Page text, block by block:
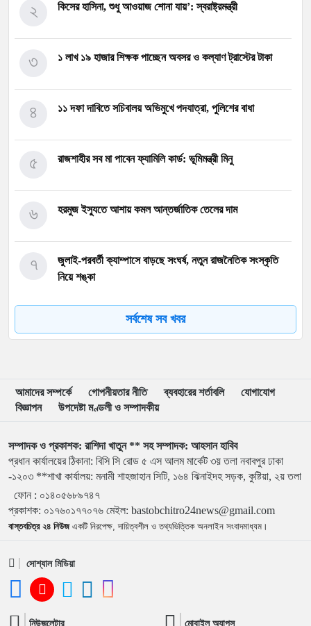
কিসের হাসিনা, শুধু আওয়াজ শোনা যায়’: স্বরাষ্ট্রমন্ত্রী
২
১ লাখ ১৯ হাজার শিক্ষক পাচ্ছেন অবসর ও কল্যাণ ট্রাস্টের টাকা
৩
১১ দফা দাবিতে সচিবালয় অভিমুখে পদযাত্রা, পুলিশের বাধা
৪
রাজশাহীর সব মা পাবেন ফ্যামিলি কার্ড: ভূমিমন্ত্রী মিনু
৫
হরমুজ ইস্যুতে আশায় কমল আন্তর্জাতিক তেলের দাম
৬
জুলাই-পরবর্তী ক্যাম্পাসে বাড়ছে সংঘর্ষ, নতুন রাজনৈতিক সংস্কৃতি
নিয়ে শঙ্কা
৭
আবু সাঈদের ছবি ছাড়া জুলাই ডকুমেন্টারি অসম্পূর্ণ: ভারপ্রাপ্ত
রাষ্ট্রপতি
প্রধানের
মার্চ টু ঢাকা’ ঠেকাতে শেষ বৈঠক, তবু টেকেনি সরকার
১১
বাংলাদেশ জনরাষ্ট্র আন্দোলন’-এর আত্মপ্রকাশ, নূরের এনসিপি
১২
শেখ হাসিনার বক্তব্য প্রচার করলে আইনানুগ ব্যবস্থা নেওয়া হবে
১৩
সর্বশেষ সব খবর
আমাদের সম্পর্কে গোপনীয়তার নীতি ব্যবহারের শর্তাবলি
যোগাযোগ
বিজ্ঞাপন
উপদেষ্টা মণ্ডলী ও সম্পাদকীয়
সম্পাদক ও প্রকাশক: রাশিদা খাতুন ** সহ সম্পাদক: আহসান হাবিব
প্রধান কার্যালয়ের ঠিকানা: বিসি সি রোড ৫ এস আলম মার্কেট ৩য় তলা নবাবপুর ঢাকা
-১২০৩ **শাখা কার্যালয়: মনামী শাহজাহান সিটি, ১৬৪ ঝিনাইদহ সড়ক, কুষ্টিয়া, ২য় তলা
ফোন : ০১৪০৫৬৮৯৭৪৭
প্রকাশক: ০১৭৬০১৭৭০৭৬ মেইল: bastobchitro24news@gmail.com
বাস্তবচিত্র ২৪ নিউজএকটি নিরপেক্ষ, দায়িত্বশীল ও তথ্যভিত্তিক অনলাইন সংবাদমাধ্যম।
সোশ্যাল মিডিয়া
নিউজলেটার মোবাইল অ্যাপস